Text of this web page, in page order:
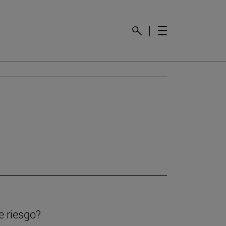
riesgo?